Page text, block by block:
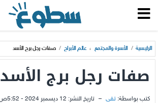
الرئيسية / الأسرة والمجتمع ، عالم الأبراج / صفات رجل برج الأسد
صفات رجل برج الأسد
كتب بواسطة: تقى – تاريخ النشر: 12 ديسمبر 2024 - 5:52ص